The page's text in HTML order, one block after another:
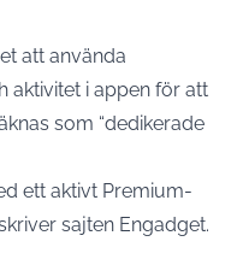
att använda
aktivitet i appen för att
som “dedikerade
ett aktivt Premium-
sajten Engadget.